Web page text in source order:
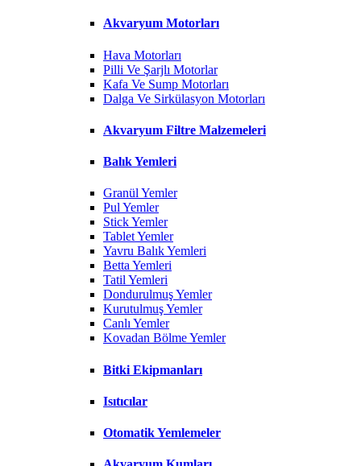
Akvaryum Motorları
Hava Motorları
Pilli Ve Şarjlı Motorlar
Kafa Ve Sump Motorları
Dalga Ve Sirkülasyon Motorları
Akvaryum Filtre Malzemeleri
Balık Yemleri
Granül Yemler
Pul Yemler
Stick Yemler
Tablet Yemler
Yavru Balık Yemleri
Betta Yemleri
Tatil Yemleri
Dondurulmuş Yemler
Kurutulmuş Yemler
Canlı Yemler
Kovadan Bölme Yemler
Bitki Ekipmanları
Isıtıcılar
Otomatik Yemlemeler